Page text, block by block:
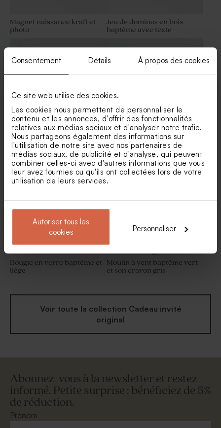
Consentement Détails À propos des cookies
Ce site web utilise des cookies.
Les cookies nous permettent de personnaliser le
contenu et les annonces, d'offrir des fonctionnalités
relatives aux médias sociaux et d'analyser notre trafic.
Nous partageons également des informations sur
l'utilisation de notre site avec nos partenaires de
médias sociaux, de publicité et d'analyse, qui peuvent
combiner celles-ci avec d'autres informations que vous
leur avez fournies ou qu'ils ont collectées lors de votre
utilisation de leurs services.
Autoriser tous les
cookies
Personnaliser
Dragées baptême nude 1 kg
Dragées blanches 1 kg (± 240
Petite bonbonnière
naissance verre
Magnet naissance kraft et
photo
Jeu de dominos en bois
baptême avec texte
Tube à bulles baptême vert
eucalyptus
Tube à bulles naissance
Bougie en verre baptême et
liège
Moulin à vent baptême vert
et son crayon gris
Voir toute la collection Cadeau invité
original
Abonnez-vous à la newsletter et restez
informé. Petite surprise : bénéficiez de 5%
de réduction.
Prénom